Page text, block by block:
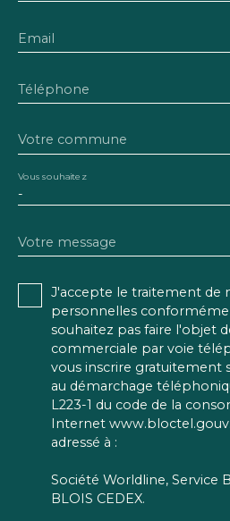
Email
Téléphone
Votre commune
-
Vous souhaitez
Votre message
J'accepte le traitement de
personnelles
souhaitez pas faire l'objet
commerciale par voie
vous inscrire gratuitement
au démarchage
L223-1 du code de la
Internet
adressé à :
Société Worldline, Service
BLOIS CEDEX.